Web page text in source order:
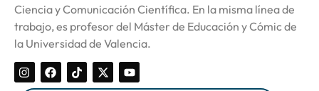
Ciencia y Comunicación Científica. En la misma línea de
trabajo, es profesor del Máster de Educación y Cómic de
la Universidad de Valencia.